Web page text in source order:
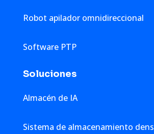
Robot apilador omnidireccional
Software PTP
Soluciones
Almacén de IA
Sistema de almacenamiento